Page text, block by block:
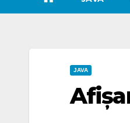
JAVA